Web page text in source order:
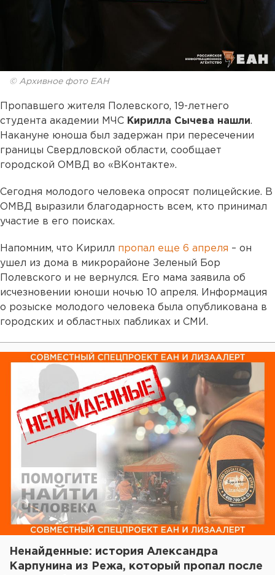
© Архивное фото ЕАН
Пропавшего жителя Полевского, 19-летнего
студента академии МЧС Кирилла Сычева нашли.
Накануне юноша был задержан при пересечении
границы Свердловской области, сообщает
городской ОМВД во «ВКонтакте».
Сегодня молодого человека опросят полицейские. В
ОМВД выразили благодарность всем, кто принимал
участие в его поисках.
Напомним, что Кирилл пропал еще 6 апреля – он
ушел из дома в микрорайоне Зеленый Бор
Полевского и не вернулся. Его мама заявила об
исчезновении юноши ночью 10 апреля. Информация
о розыске молодого человека была опубликована в
городских и областных пабликах и СМИ.
Ненайденные: история Александра
Карпунина из Режа, который пропал после